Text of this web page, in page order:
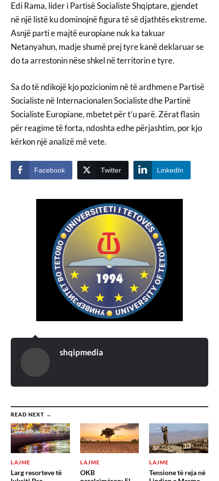
Edi Rama, lider i Partisë Socialiste Shqiptare, gjendet
në një listë ku dominojnë figura të së djathtës ekstreme.
Asnjë parti e majtë europiane nuk ka takuar
Netanyahun, madje shumë prej tyre kanë deklaruar se
do ta arrestonin nëse shkel në territorin e tyre.
Sa do të ndikojë kjo pozicionim në të ardhmen e Partisë
Socialiste në Internacionalen Socialiste dhe Partinë
Socialiste Europiane, mbetet për t’u parë. Zërat flasin
për reagime të forta, ndoshta edhe përjashtim, por kjo
kërkon një analizë më vete.
Facebook Twitter LinkedIn
shqipmedia
READ NEXT →
LAJME
Larg resorteve të
LAJME
OKB
LAJME
Tensione të reja në